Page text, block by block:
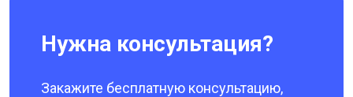
Нужна консультация?
Закажите бесплатную консультацию,